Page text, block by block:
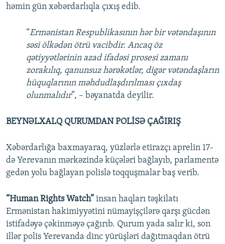
həmin gün xəbərdarlıqla çıxış edib.
“Ermənistan Respublikasının hər bir vətəndaşının
səsi ölkədən ötrü vacibdir. Ancaq öz
qətiyyətlərinin azad ifadəsi prosesi zamanı
zorakılıq, qanunsuz hərəkətlər, digər vətəndaşların
hüquqlarının məhdudlaşdırılması çıxdaş
olunmalıdır”, – bəyanatda deyilir.
BEYNƏLXALQ QURUMDAN POLİSƏ ÇAĞIRIŞ
Xəbərdarlığa baxmayaraq, yüzlərlə etirazçı aprelin 17-
də Yerevanın mərkəzində küçələri bağlayıb, parlamentə
gedən yolu bağlayan polislə toqquşmalar baş verib.
“Human Rights Watch” insan haqları təşkilatı
Ermənistan hakimiyyətini nümayişçilərə qarşı gücdən
istifadəyə çəkinməyə çağırıb. Qurum yada salır ki, son
illər polis Yerevanda dinc yürüşləri dağıtmaqdan ötrü